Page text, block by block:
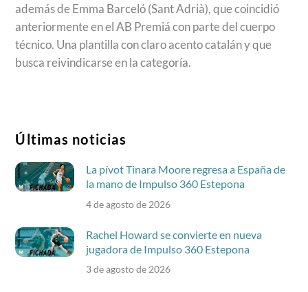
además de Emma Barceló (Sant Adrià), que coincidió
anteriormente en el AB Premiá con parte del cuerpo
técnico. Una plantilla con claro acento catalán y que
busca reivindicarse en la categoría.
Últimas noticias
La pívot Tinara Moore regresa a España de
la mano de Impulso 360 Estepona
4 de agosto de 2026
Rachel Howard se convierte en nueva
jugadora de Impulso 360 Estepona
3 de agosto de 2026